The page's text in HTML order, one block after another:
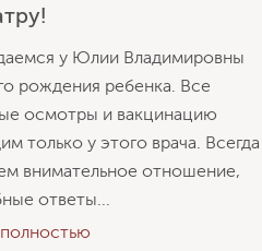
у Юлии Владимировны
рождения ребенка. Все
осмотры и вакцинацию
только у этого врача. Всегда
внимательное отношение,
ответы...